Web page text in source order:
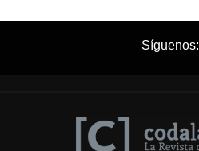
Síguenos: